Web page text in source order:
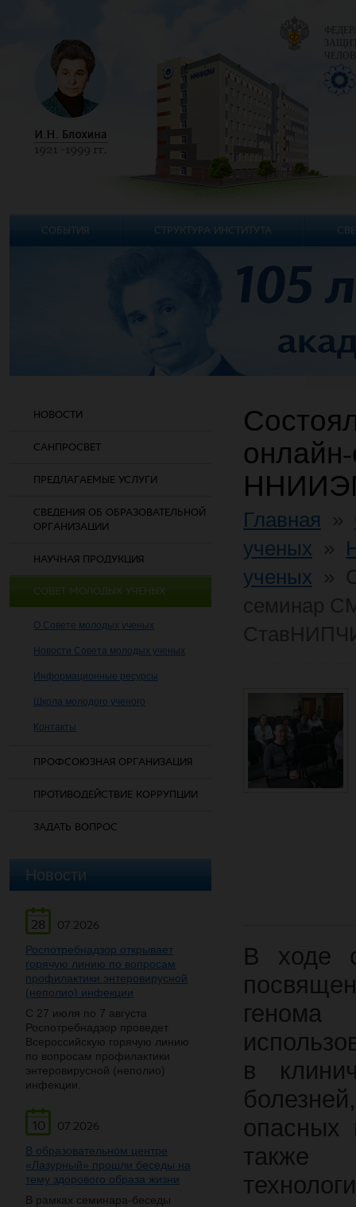
НОВОСТИ
САНПРОСВЕТ
ПРЕДЛАГАЕМЫЕ УСЛУГИ
СВЕДЕНИЯ ОБ ОБРАЗОВАТЕЛЬНОЙ
ОРГАНИЗАЦИИ
НАУЧНАЯ ПРОДУКЦИЯ
СОВЕТ МОЛОДЫХ УЧЕНЫХ
О Совете молодых ученых
Новости Совета молодых ученых
Информационные ресурсы
Школа молодого ученого
Контакты
ПРОФСОЮЗНАЯ ОРГАНИЗАЦИЯ
ПРОТИВОДЕЙСТВИЕ КОРРУПЦИИ
ЗАДАТЬ ВОПРОС
Новости
28
07.2026
Роспотребнадзор открывает
горячую линию по вопросам
профилактики энтеровирусной
(неполио) инфекции
С 27 июля по 7 августа
Роспотребнадзор проведет
Всероссийскую горячую линию
по вопросам профилактики
энтеровирусной (неполио)
инфекции.
10
07.2026
В образовательном центре
«Лазурный» прошли беседы на
тему здорового образа жизни
В рамках семинара-беседы
Главная
ученых
ученых
В ходе
генома
в
опасных
также
СОБЫТИЯ СТРУКТУРА ИНСТИТУТА